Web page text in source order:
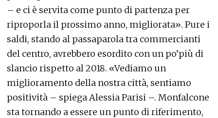
– e ci è servita come punto di partenza per
riproporla il prossimo anno, migliorata». Pure i
saldi, stando al passaparola tra commercianti
del centro, avrebbero esordito con un po’più di
slancio rispetto al 2018. «Vediamo un
miglioramento della nostra città, sentiamo
positività – spiega Alessia Parisi –. Monfalcone
sta tornando a essere un punto di riferimento,